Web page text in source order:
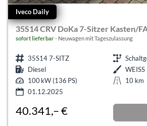
Iveco Daily
35S14 CRV DoKa 7-Sitzer Kasten/
sofort lieferbar Neuwagen mit Tageszulassung
35S14 7-SITZ
Diesel
WEISS
100 kW (136 PS)
10 km
01.12.2025
40.341,– €